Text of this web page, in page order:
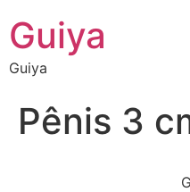
Guiya
Guiya
Pênis 3